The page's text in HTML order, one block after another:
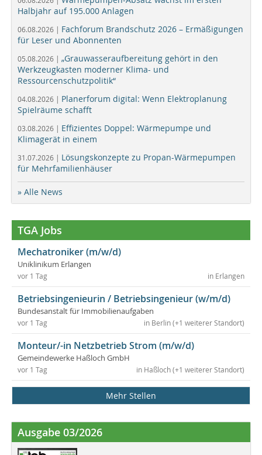
Halbjahr auf 195.000 Anlagen
06.08.2026 | Fachforum Brandschutz 2026 – Ermäßigungen
für Leser und Abonnenten
05.08.2026 | „Grauwasseraufbereitung gehört in den
Werkzeugkasten moderner Klima- und
Ressourcenschutzpolitik“
04.08.2026 | Planerforum digital: Wenn Elektroplanung
Spielräume schafft
03.08.2026 | Effizientes Doppel: Wärmepumpe und
Klimagerät in einem
31.07.2026 | Lösungskonzepte zu Propan-Wärmepumpen
für Mehrfamilienhäuser
» Alle News
TGA Jobs
Mechatroniker (m/w/d)
Uniklinikum Erlangen
in Erlangen
vor 1 Tag
Betriebsingenieurin / Betriebsingenieur (w/m/d)
Bundesanstalt für Immobilienaufgaben
in Berlin (+1 weiterer Standort)
vor 1 Tag
Monteur/-in Netzbetrieb Strom (m/w/d)
Gemeindewerke Haßloch GmbH
in Haßloch (+1 weiterer Standort)
vor 1 Tag
Mehr Stellen
Ausgabe 03/2026